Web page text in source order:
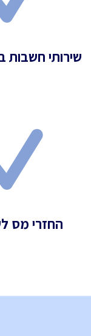
שירותי חשבות
החזרי מס